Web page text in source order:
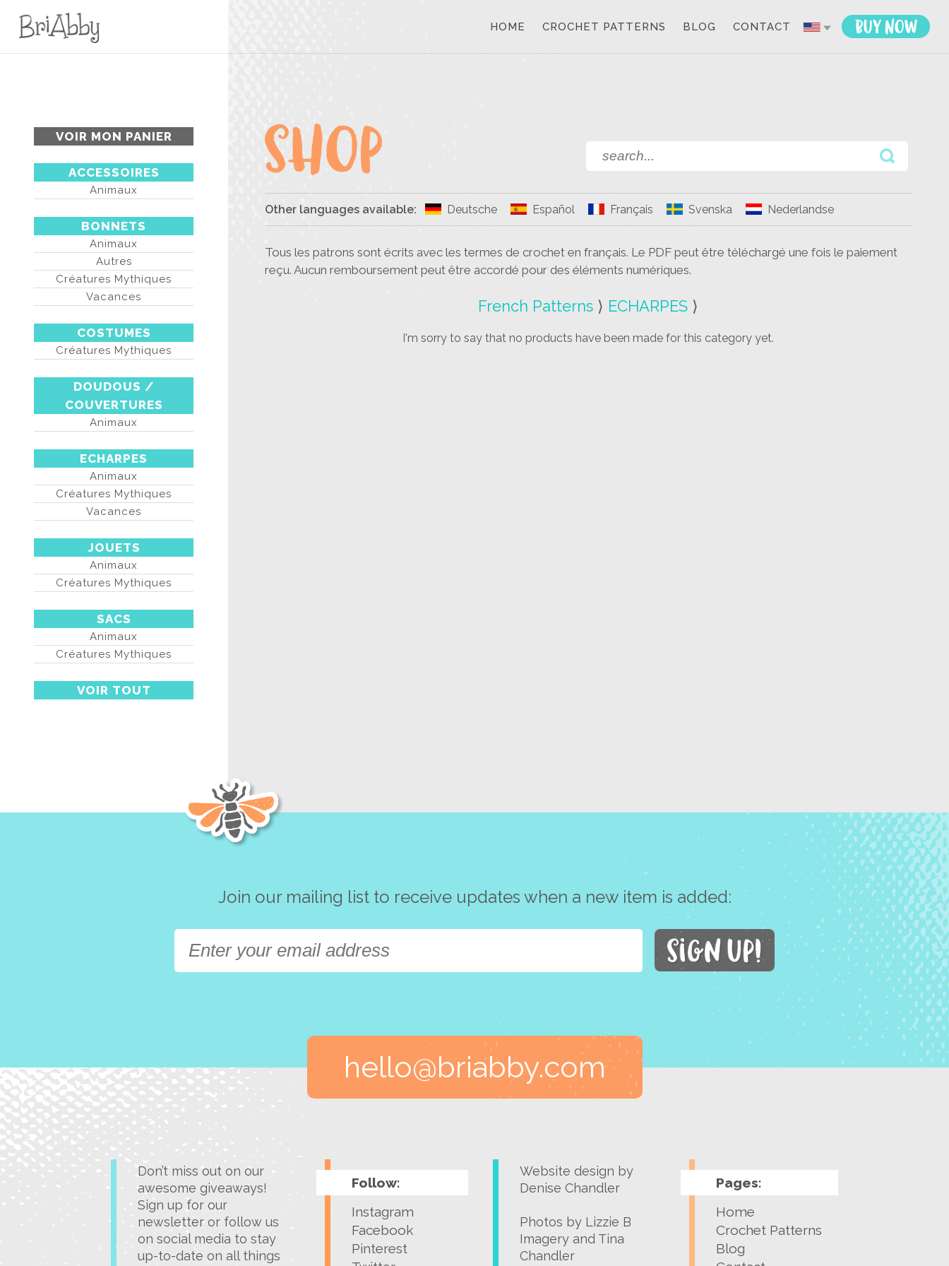
HOME CROCHET PATTERNS BLOG CONTACT
VOIR MON PANIER
ACCESSOIRES
Animaux
BONNETS
Animaux
Autres
Créatures Mythiques
Vacances
COSTUMES
Créatures Mythiques
DOUDOUS /
COUVERTURES
Animaux
ECHARPES
Animaux
Créatures Mythiques
Vacances
JOUETS
Animaux
Créatures Mythiques
SACS
Animaux
Créatures Mythiques
VOIR TOUT
Other languages available: Deutsche Español Français Svenska Nederlandse
Tous les patrons sont écrits avec les termes de crochet en français. Le PDF peut être téléchargé une fois le paiement
reçu. Aucun remboursement peut être accordé pour des éléments numériques.
French Patterns ⟩ ECHARPES ⟩
I'm sorry to say that no products have been made for this category yet.
Join our mailing list to receive updates when a new item is added:
hello@briabby.com
Don’t miss out on our
awesome giveaways!
Sign up for our
newsletter or follow us
on social media to stay
up-to-date on all things
Follow:
Instagram
Facebook
Pinterest
Website design by
Denise Chandler
Photos by Lizzie B
Imageryand Tina
Chandler
Pages:
Home
Crochet Patterns
Blog